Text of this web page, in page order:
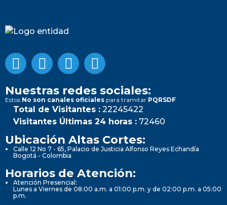
Nuestras redes sociales:
Estos No son canales oficiales para tramitar PQRSDF
Total de Visitantes : 22245422
Visitantes Últimas 24 horas : 72460
Ubicación Altas Cortes:
Calle 12 No 7 - 65, Palacio de Justicia Alfonso Reyes Echandía
Bogotá - Colombia
Horarios de Atención:
Atención Presencial:
Lunes a Viernes de 08:00 a.m. a 01:00 p.m. y de 02:00 p.m. a 05:00
p.m.